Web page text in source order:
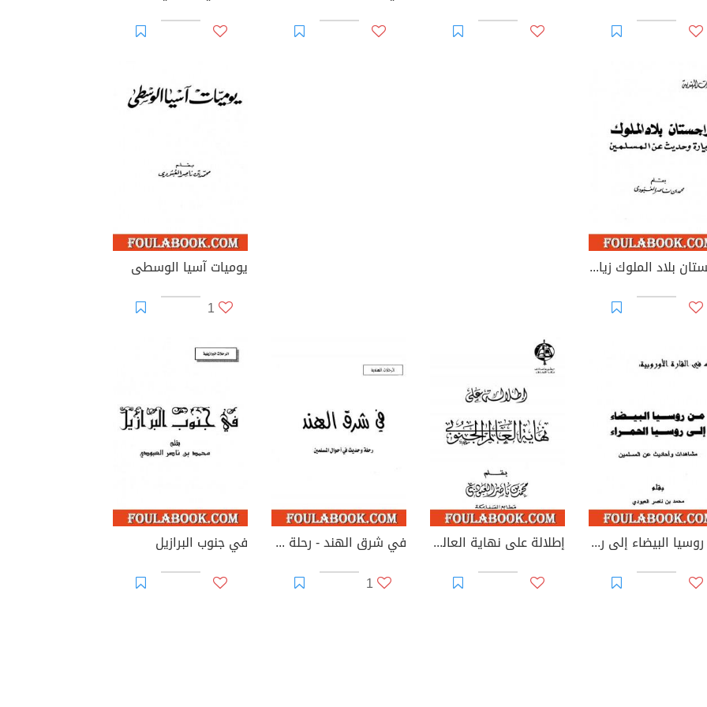
ضفاف الأمازون.
أعماق الصين الشعبية.
أبي العيناء اليمامي.
الثقلاء.
شعبية.
أدبية.
ثقيلة.
الإسلامي والرابطة.
من بريدة.
مطوع اللسيب.
الملك فهد رحمة الله لخدمة الإسلام والمسلمين.
وباربادوس.
بين المملكة العربيه السعودية وتركيا.
راجستان بلاد الملوك زيارة وحديث عن المسلمين
يوميات آسيا الوسطى
1
من روسيا البيضاء إلى روسيا الحمراء - مشاهدات وأحاديث عن المسلمين إطلالة على نهاية العالم الجنوبي
في شرق الهند - رحلة وحديث في أحوال المسلمين
1
في جنوب البرازيل